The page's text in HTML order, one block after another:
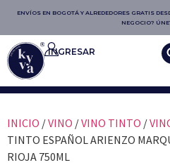
ENVÍOS EN BOGOTÁ Y ALREDEDORES GRATIS
NEGOCIO?
INGRESAR
INICIO /VINO /VINO TINTO /
TINTO ESPAÑOL ARIENZO
RIOJA 750ML